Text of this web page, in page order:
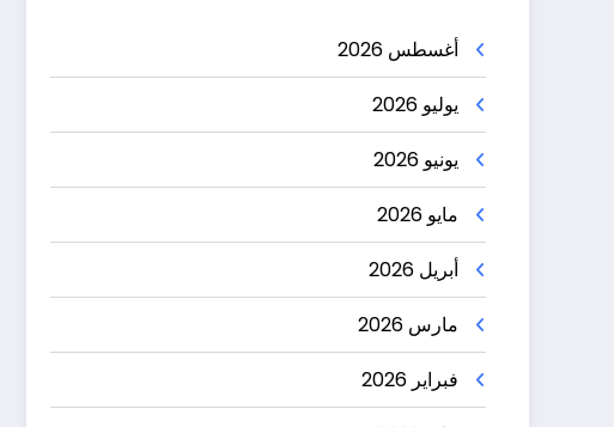
أغسطس 2026
يوليو 2026
يونيو 2026
مايو 2026
أبريل 2026
مارس 2026
فبراير 2026